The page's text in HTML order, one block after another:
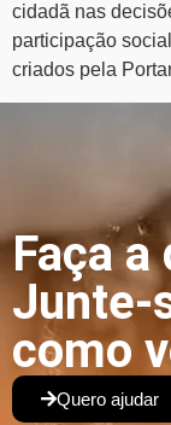
cidadã nas
participação
criados pela
Faça a
Junte-
como
Quero ajudar